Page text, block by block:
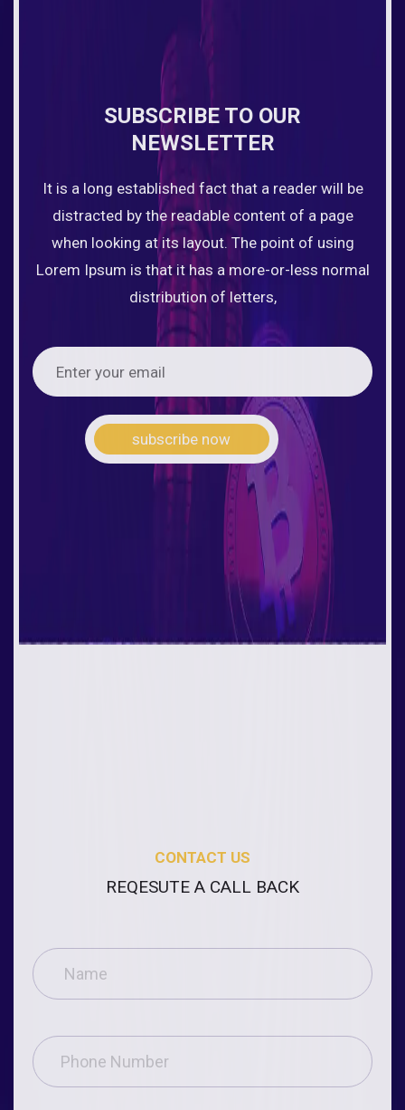
SUBSCRIBE TO OUR
NEWSLETTER
It is a long established fact that a reader will be
distracted by the readable content of a page
when looking at its layout. The point of using
Lorem Ipsum is that it has a more-or-less normal
distribution of letters,
subscribe now
CONTACT US
REQESUTE A CALL BACK